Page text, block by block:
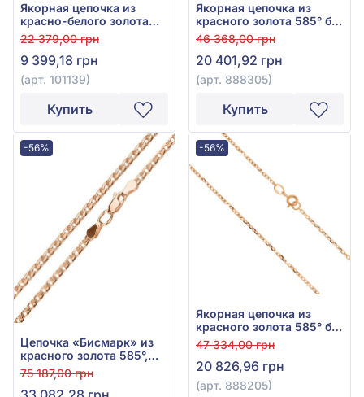
Якорная цепочка из
красно-белого золота
585°, без вставки, арт.
101139
22 379,00 грн
9 399,18 грн
(арт. 101139)
Купить
Якорная цепочка из
красного золота 585° без
вставки, арт. 888305
46 368,00 грн
20 401,92 грн
(арт. 888305)
Купить
-56%
Цепочка «Бисмарк» из
красного золота 585°,
без вставки, арт. 888034
75 187,00 грн
-56%
Якорная цепочка из
красного золота 585° без
вставки, арт. 888205
47 334,00 грн
20 826,96 грн
(арт. 888205)